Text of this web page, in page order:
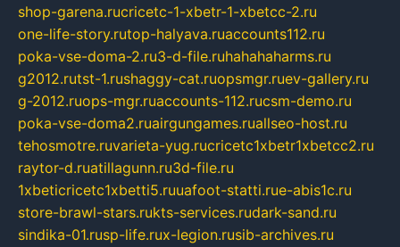
shop-garena.rucricetc-1-xbetr-1-xbetcc-2.ru
one-life-story.rutop-halyava.ruaccounts112.ru
poka-vse-doma-2.ru3-d-file.ruhahahaharms.ru
g2012.rutst-1.rushaggy-cat.ruopsmgr.ruev-gallery.ru
g-2012.ruops-mgr.ruaccounts-112.rucsm-demo.ru
poka-vse-doma2.ruairgungames.ruallseo-host.ru
tehosmotre.ruvarieta-yug.rucricetc1xbetr1xbetcc2.ru
raytor-d.ruatillagunn.ru3d-file.ru
1xbeticricetc1xbetti5.ruuafoot-statti.rue-abis1c.ru
store-brawl-stars.rukts-services.rudark-sand.ru
sindika-01.rusp-life.rux-legion.rusib-archives.ru